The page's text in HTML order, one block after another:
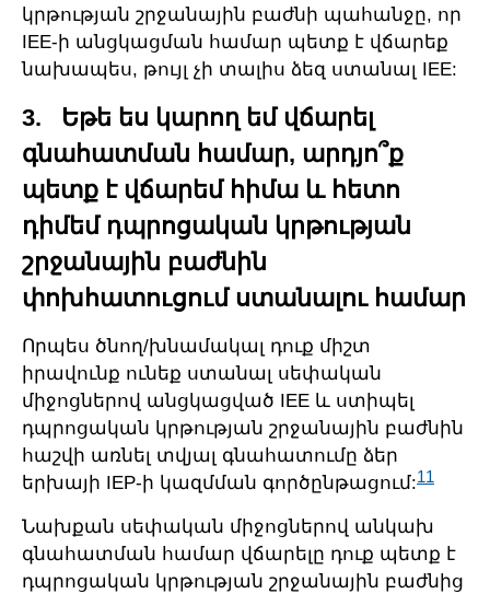
կրթության շրջանային բաժնի պահանջը, որ
IEE-ի անցկացման համար պետք է վճարեք
նախապես, թույլ չի տալիս ձեզ ստանալ IEE:
3. Եթե ես կարող եմ վճարել
գնահատման համար, արդյո՞ք
պետք է վճարեմ հիմա և հետո
դիմեմ դպրոցական կրթության
շրջանային բաժնին
փոխհատուցում ստանալու համար
Որպես ծնող/խնամակալ դուք միշտ
իրավունք ունեք ստանալ սեփական
միջոցներով անցկացված IEE և ստիպել
դպրոցական կրթության շրջանային բաժնին
հաշվի առնել տվյալ գնահատումը ձեր
երխայի IEP-ի կազմման գործընթացում:11
Նախքան սեփական միջոցներով անկախ
գնահատման համար վճարելը դուք պետք է
դպրոցական կրթության շրջանային բաժնից